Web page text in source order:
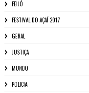
FEIJÓ
FESTIVAL DO AÇAÍ 2017
GERAL
JUSTIÇA
MUNDO
POLICIA